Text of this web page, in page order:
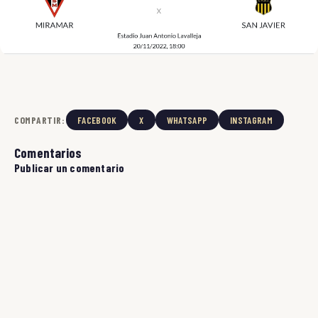
COMPARTIR: FACEBOOK X WHATSAPP INSTAGRAM
Comentarios
Publicar un comentario